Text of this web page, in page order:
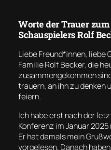
Worte der Trauer zum
Schauspielers Rolf
Liebe Freund*innen, liebe
Familie Rolf Becker, die
zusammengekommen
trauern, an ihn zu denken
feiern.
Ich habe erst nach der
Konferenz im Januar
Er hat damals mein
vorgelesen. Danach